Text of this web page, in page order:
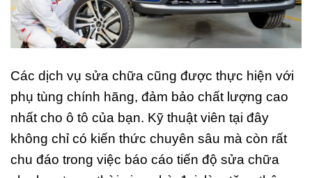
Các dịch vụ sửa chữa cũng được thực hiện với
phụ tùng chính hãng, đảm bảo chất lượng cao
nhất cho ô tô của bạn. Kỹ thuật viên tại đây
không chỉ có kiến thức chuyên sâu mà còn rất
chu đáo trong việc báo cáo tiến độ sửa chữa